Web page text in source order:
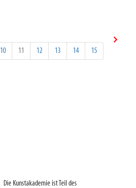
10 11 12 13 14 15
Die Kunstakademie ist Teil des